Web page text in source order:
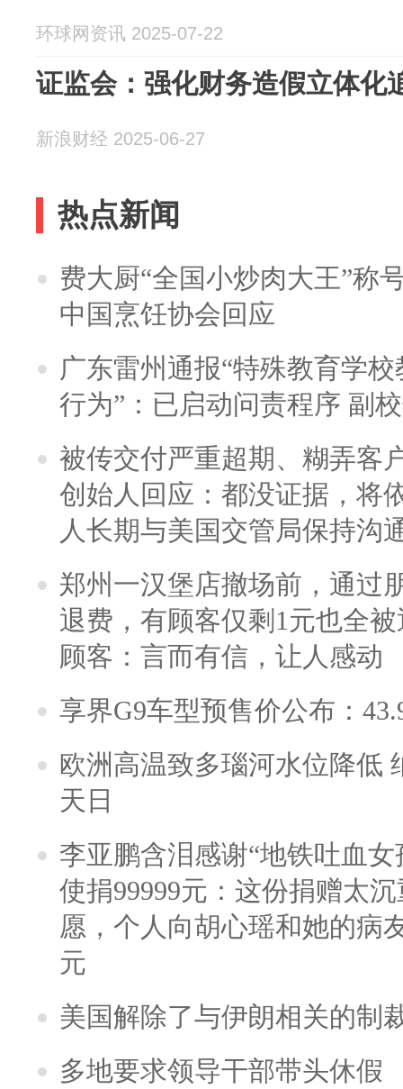
环球网资讯 2025-07-22
证监会：强化财务造假立体化
新浪财经 2025-06-27
热点新闻
费大厨“全国小炒肉大王”称
中国烹饪协会回应
广东雷州通报“特殊教育学
行为”：已启动问责程序 副
被传交付严重超期、糊弄客
创始人回应：都没证据，将
人长期与美国交管局保持沟
郑州一汉堡店撤场前，通过
退费，有顾客仅剩1元也全
顾客：言而有信，让人感动
享界G9车型预售价公布：
欧洲高温致多瑙河水位降低
天日
李亚鹏含泪感谢“地铁吐血
使捐99999元：这份捐赠太
愿，个人向胡心瑶和她的病
元
美国解除了与伊朗相关的制
多地要求领导干部带头休假